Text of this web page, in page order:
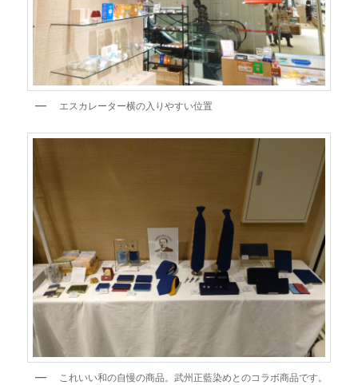
エスカレーター横の入りやすい位置
これいい和の自慢の商品。武州正藍染めとのコラボ商品です。